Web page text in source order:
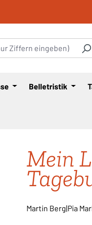
Belletristik
Mein
Martin Berg|Pia